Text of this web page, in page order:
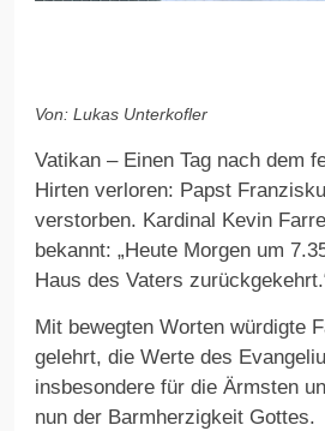
Von: Lukas Unterkofler
Vatikan – Einen Tag nach dem
Hirten verloren: Papst
verstorben. Kardinal Kevin
bekannt: „Heute Morgen um
Haus des Vaters
Mit bewegten Worten würdigte
gelehrt, die Werte des
insbesondere für die Ärmsten
nun der Barmherzigkeit Gottes.